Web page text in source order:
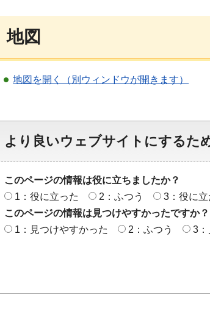
地図
地図を開く（別ウィンドウが開きます）
より良いウェブサイトにするた
このページの情報は役に立ちましたか？
1：役に立った
2：ふつう
3：役に
このページの情報は見つけやすかったですか？
1：見つけやすかった
2：ふつう 3：